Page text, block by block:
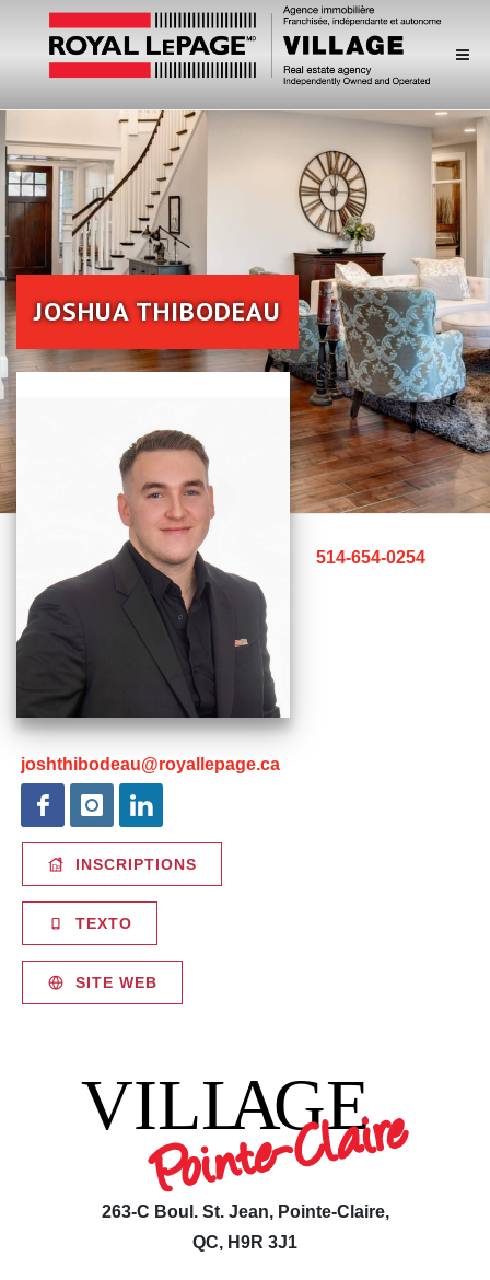
JOSHUA THIBODEAU
514-654-0254
joshthibodeau@royallepage.ca
INSCRIPTIONS
TEXTO
SITE WEB
263-C Boul. St. Jean, Pointe-Claire,
QC, H9R 3J1